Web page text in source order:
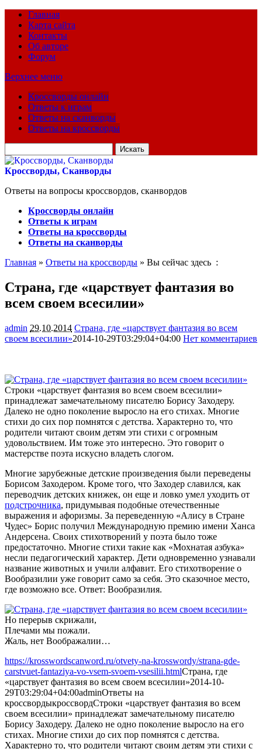
Главная
Карта сайта
Контакты
Об авторе
Форум
Верхнее меню
Кроссворды онлайн
Ответы к играм
Ответы на сканворды
Ответы на кроссворды
для:
Кроссворды, Сканворды
Ответы на вопросы кроссвордов, сканвордов
Кроссворды онлайн
Ответы к играм
Ответы на кроссворды
Ответы на сканворды
Главная » Ответы на кроссворды » Вы сейчас здесь :
Страна, где «царствует фантазия во
всем своем всесилии»
admin 29.10.2014 Страна, где «царствует фантазия во всем
своем всесилии»2014-10-29T03:29:04+04:00 Нет комментариев
Строки «царствует фантазия во всем своем всесилии»
принадлежат замечательному писателю Борису Заходеру.
Далеко не одно поколение выросло на его стихах. Многие
стихи до сих пор помнятся с детства. Характерно то, что
родители читают своим детям эти стихи с огромным
удовольствием. Им тоже это интересно. Это говорит о
мастерстве поэта искусно владеть слогом.
Многие зарубежные детские произведения были переведены
Борисом Заходером. Кроме того, что Заходер славился, как
переводчик детских книжек, он еще и ловко умел уходить от
подстрочника, придумывая подобные отечественные
выражения и афоризмы. За переведенную «Алису в Стране
Чудес» Борис получил Международную премию имени Ханса
Андерсена. Своих стихотворений у поэта было тоже
предостаточно. Многие стихи такие как «Мохнатая азбука»
несли педагогический характер. Дети одновременно узнавали
название животных и учили алфавит. Его стихотворение о
Вообразилии уже говорит само за себя. Это сказочное место,
где возможно все. Ответ: Вообразилия.
Но перерыв скрижали,
Плечами мы пожали.
Жаль, нет Воображалии…
https://krosswordscanword.ru/otvety-na-krosswordy/strana-gde-
carstvuet-fantaziya-vo-vsem-svoem-vsesilii.htmlСтрана, где
«царствует фантазия во всем своем всесилии»2014-10-
29T03:29:04+04:00adminОтветы на
кроссвордыкроссвордСтроки «царствует фантазия во всем
своем всесилии» принадлежат замечательному писателю
Борису Заходеру. Далеко не одно поколение выросло на его
стихах. Многие стихи до сих пор помнятся с детства.
Характерно то, что родители читают своим детям эти стихи с